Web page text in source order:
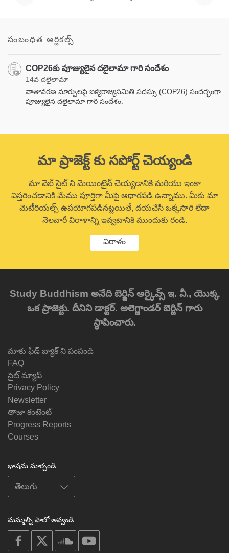
సంబంధిత ఆర్టికల్స్
COP26కు పూజ్యులైన దలైలామా గారి సందేశం
14వ దలైలామా
వాతావరణ మార్పులపై ఐక్యరాజ్యసమితి సదస్సు (COP26) సందర్భంగా
పూజ్యులైన దలైలామా గారి సందేశం.
మా ప్రాజెక్ట్ కు సపోర్ట్ చెయ్యండి
మా వెబ్ సైట్ ని మెయింటైన్ చెయ్యడానికి మరియు ఇంకా
విస్తరించడానికి మేము పూర్తిగా మీపై ఆధారపడి ఉన్నాము. మీకు మా
మెటీరియల్స్ ఉపయోగపడినట్లయితే, దయచేసి ఒక్కసారి లేదా
నెలవారీ విరాళాన్ని ఇవ్వటానికి ముందుకు రండి.
విరాళం
Study Buddhism అనేది బెర్జిన్ ఆర్కైవ్స్ ఇ. వీ., యొక్క
ఒక ప్రాజెక్టు. దీనిని డాక్టర్. అలెగ్జాండర్ బెర్జిన్ గారు
స్థాపించారు.
మాకు ఫీడ్ బ్యాక్ ని పంపండి
FAQ
సైట్ మ్యాప్
Privacy Policy
Newsletter
తాజా కంటెంట్
Progress Reports
Courses
భాషను మార్చండి
మమ్మల్ని ఫాలో అవ్వండి
on
facebook
soundcloud